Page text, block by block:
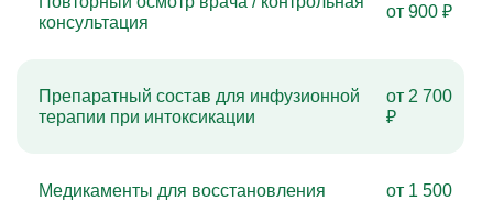
консультация
от 900 ₽
Препаратный состав для инфузионной
терапии при интоксикации
от 2 700
₽
Медикаменты для восстановления
от 1 500